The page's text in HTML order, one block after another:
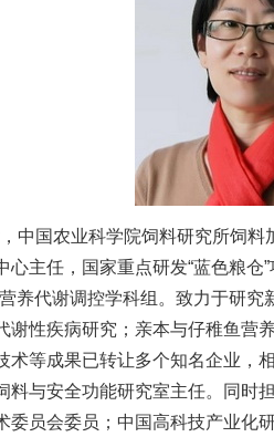
中国农业科学院饲料研究所饲
心主任，国家重点研发“蓝色粮
养代谢调控学科组。致力于研
谢性疾病研究；亲本与仔稚鱼营
术等成果已转让多个知名企业，
料与安全功能研究室主任。同时
委员会委员；中国高科技产业化